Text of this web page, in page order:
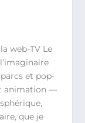
web-TV Le
et pop-
animation —
que je